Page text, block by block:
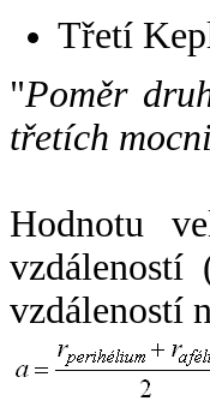
Třetí
"Poměr
třetích
Hodnotu
vzdáleností
vzdáleností